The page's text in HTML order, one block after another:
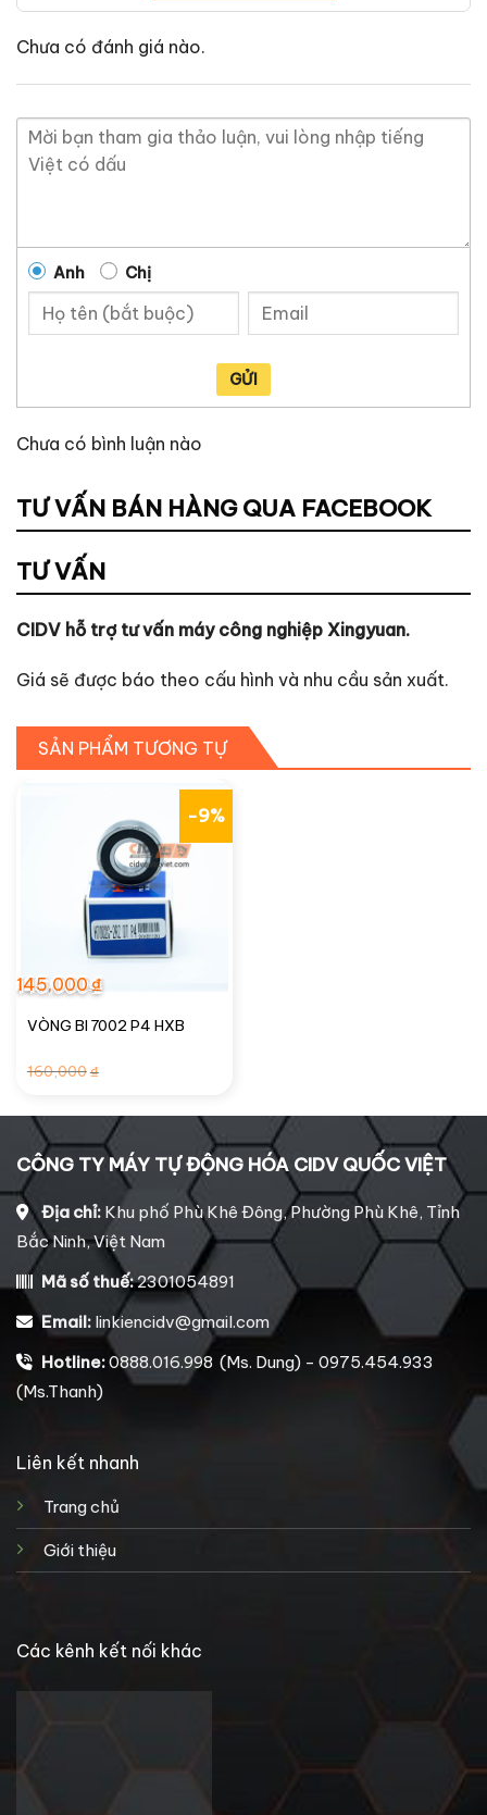
Chưa có đánh giá nào.
Anh Chị
GỬI
Chưa có bình luận nào
TƯ VẤN BÁN HÀNG QUA FACEBOOK
TƯ VẤN
CIDV hỗ trợ tư vấn máy công nghiệp Xingyuan.
Giá sẽ được báo theo cấu hình và nhu cầu sản xuất.
SẢN PHẨM TƯƠNG TỰ
-9%
VÒNG BI 7002 P4 HXB
160,000₫
160,000₫.
145,000₫
là:
145,000₫.
CÔNG TY MÁY TỰ ĐỘNG HÓA CIDV QUỐC VIỆT
Địa chỉ: Khu phố Phù Khê Đông, Phường Phù Khê, Tỉnh
Bắc Ninh, Việt Nam
Mã số thuế:2301054891
Email: linkiencidv@gmail.com
Hotline:0888.016.998 (Ms. Dung) - 0975.454.933
(Ms.Thanh)
Liên kết nhanh
Trang chủ
Giới thiệu
Các kênh kết nối khác